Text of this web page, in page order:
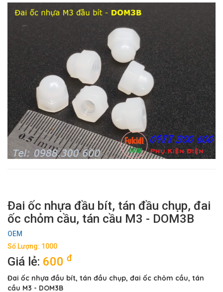
Đai ốc nhựa đầu bít, tán đầu chụp, đai
ốc chỏm cầu, tán cầu M3 - DOM3B
OEM
Số Lượng: 1000
Giá lẻ: 600 đ
Đai ốc nhựa đầu bít, tán đầu chụp, đai ốc chỏm cầu, tán
cầu M3 - DOM3B